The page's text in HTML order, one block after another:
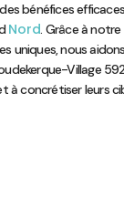
bénéfices
Nord. Grâce à
uniques, nous
Village
à concrétiser leurs